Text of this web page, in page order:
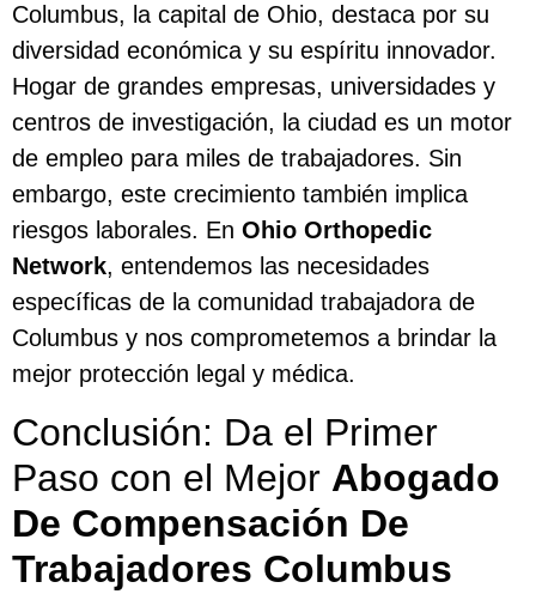
Columbus, la capital de Ohio, destaca por su
diversidad económica y su espíritu innovador.
Hogar de grandes empresas, universidades y
centros de investigación, la ciudad es un motor
de empleo para miles de trabajadores. Sin
embargo, este crecimiento también implica
riesgos laborales. En Ohio Orthopedic
Network, entendemos las necesidades
específicas de la comunidad trabajadora de
Columbus y nos comprometemos a brindar la
mejor protección legal y médica.
Conclusión: Da el Primer
Paso con el Mejor Abogado
De Compensación De
Trabajadores Columbus